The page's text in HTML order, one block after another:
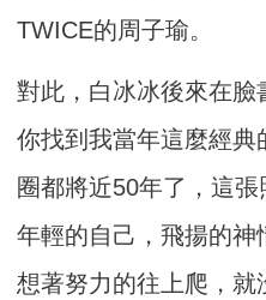
TWICE的周子瑜。
對此，白冰冰後來在
你找到我當年這麼經
圈都將近50年了，這
年輕的自己，飛揚的神
想著努力的往上爬，